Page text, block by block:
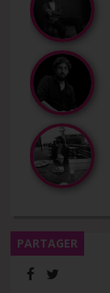
PARTAGER